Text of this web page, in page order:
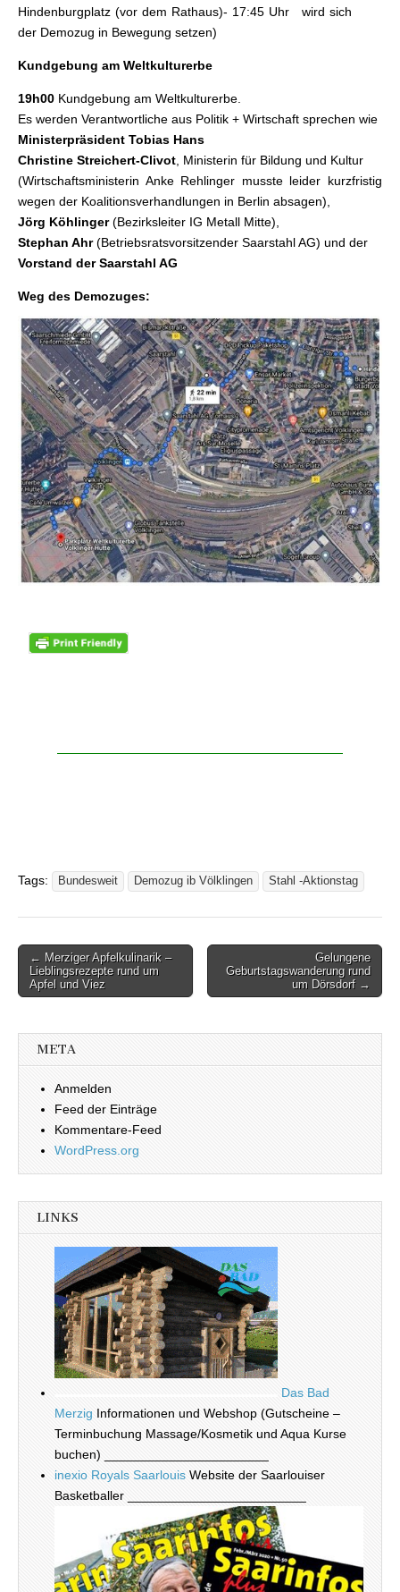
Hindenburgplatz (vor dem Rathaus)- 17:45 Uhr wird sich
der Demozug in Bewegung setzen)
Kundgebung am Weltkulturerbe
19h00 Kundgebung am Weltkulturerbe.
Es werden Verantwortliche aus Politik + Wirtschaft sprechen wie
Ministerpräsident Tobias Hans
Christine Streichert-Clivot, Ministerin für Bildung und Kultur
(Wirtschaftsministerin Anke Rehlinger musste leider kurzfristig
wegen der Koalitionsverhandlungen in Berlin absagen),
Jörg Köhlinger(Bezirksleiter IG Metall Mitte),
Stephan Ahr(Betriebsratsvorsitzender Saarstahl AG) und der
Vorstand der Saarstahl AG
Weg des Demozuges:
Tags: Bundesweit Demozug ib Völklingen Stahl -Aktionstag
Beitragsnavigation
← Merziger Apfelkulinarik –
Lieblingsrezepte rund um
Apfel und Viez
Gelungene
Geburtstagswanderung rund
um Dörsdorf →
META
Anmelden
Feed der Einträge
Kommentare-Feed
WordPress.org
LINKS
Das Bad
Merzig Informationen und Webshop (Gutscheine –
Terminbuchung Massage/Kosmetik und Aqua Kurse
buchen) _______________________
inexio Royals Saarlouis Website der Saarlouiser
Basketballer _________________________